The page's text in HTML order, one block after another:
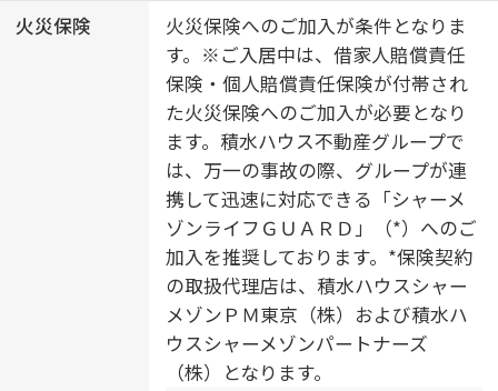
粧台／室内物干し／対面キッチン／
ＩＨクッキングヒーター／３口コン
ロ／グリル付きコンロ／乾燥機付食
器洗浄機付／トイレ（洗浄機能付便
座）／バス・トイレ（セパレイト）
／ウォークインクローゼット／下駄
箱／全居室エアコン付／エアコン
（３台設置）／床暖房／バルコニー
／断熱等性能等級６
火災保険
火災保険へのご加入が条件となりま
す。※ご入居中は、借家人賠償責任
保険・個人賠償責任保険が付帯され
た火災保険へのご加入が必要となり
ます。積水ハウス不動産グループで
は、万一の事故の際、グループが連
携して迅速に対応できる「シャーメ
ゾンライフＧＵＡＲＤ」（*）へのご
加入を推奨しております。*保険契約
の取扱代理店は、積水ハウスシャー
メゾンＰＭ東京（株）および積水ハ
ウスシャーメゾンパートナーズ
（株）となります。